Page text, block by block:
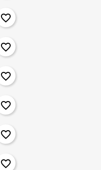
favorite_border
favorite_border
favorite_border
favorite_border
favorite_border
favorite_border